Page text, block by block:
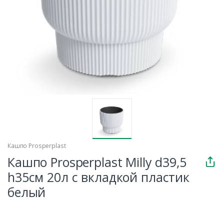
Кашпо Prosperplast
Кашпо Prosperplast Milly d39,5
h35см 20л c вкладкой пластик
белый